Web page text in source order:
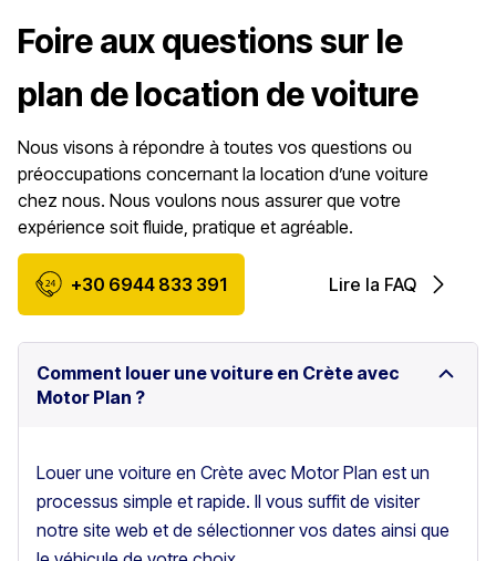
Foire aux questions sur le
plan de location de voiture
Nous visons à répondre à toutes vos questions ou
préoccupations concernant la location d’une voiture
chez nous. Nous voulons nous assurer que votre
expérience soit fluide, pratique et agréable.
+30 6944 833 391 Lire la FAQ
Comment louer une voiture en Crète avec
Motor Plan ?
Louer une voiture en Crète avec Motor Plan est un
processus simple et rapide. Il vous suffit de visiter
notre site web et de sélectionner vos dates ainsi que